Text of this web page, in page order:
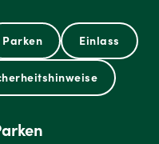
Parken Einlass